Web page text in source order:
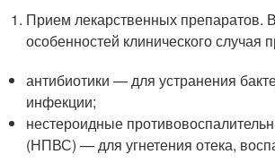
Прием лекарственных препаратов.
особенностей клинического случая
антибиотики — для устранения
инфекции;
нестероидные
(НПВС) — для угнетения отека,